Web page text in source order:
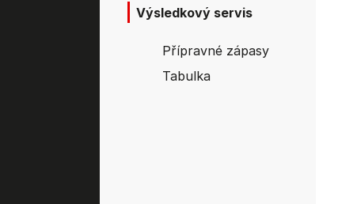
Výsledkový servis
Přípravné zápasy
Tabulka